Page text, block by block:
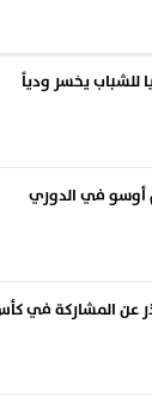
للشباب يخسر ودياً
أوسو في الدوري
عن المشاركة في كأس